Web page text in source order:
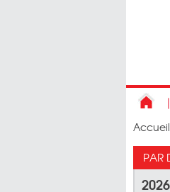
Accueil
PAR
2026